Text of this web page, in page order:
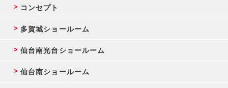
コンセプト
多賀城ショールーム
仙台南光台ショールーム
仙台南ショールーム